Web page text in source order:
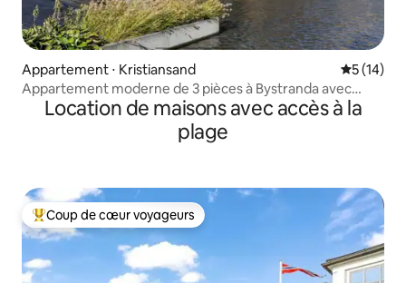
Appartement ⋅ Kristiansand
5 (14)
Appartement moderne de 3 pièces à Bystranda avec
deux salles de bains.
Location de maisons avec accès à la
plage
Coups de cœur voyageurs les plus appréciés
Coup de cœur voyageurs